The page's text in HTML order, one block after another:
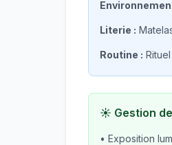
Literie :
Routine :
☀️ Gestion
• Exposition